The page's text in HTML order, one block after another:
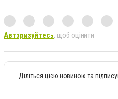
Авторизуйтесь, щоб оцінити
Діліться цією новиною та